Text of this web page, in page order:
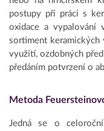
postupy při práci s
oxidace a vypalování
sortiment keramických
využití, ozdobných
předáním potvrzení o
Metoda
Jedná se o